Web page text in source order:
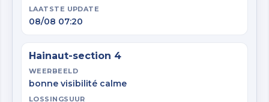
LAATSTE UPDATE
08/08 07:20
Hainaut-section 4
WEERBEELD
bonne visibilité calme
LOSSINGSUUR